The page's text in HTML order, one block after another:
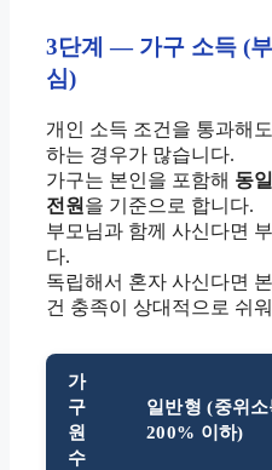
3단계 — 가구 소득 (
심)
개인 소득 조건을 통과해도
하는 경우가 많습니다.
가구는 본인을 포함해 동
전원 을 기준으로 합니다.
부모님과 함께 사신다면
다.
독립해서 혼자 사신다면
건 충족이 상대적으로 쉬
가
구
원
수
일반형 (중위소
200% 이하)